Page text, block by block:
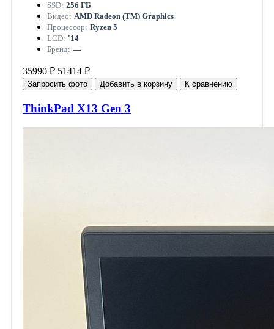
SSD: 256 ГБ
Видео: AMD Radeon (TM) Graphics
Процессор: Ryzen 5
LCD: '14
Бренд: —
35990 ₽ 51414 ₽
Запросить фото Добавить в корзину К сравнению
ThinkPad X13 Gen 3